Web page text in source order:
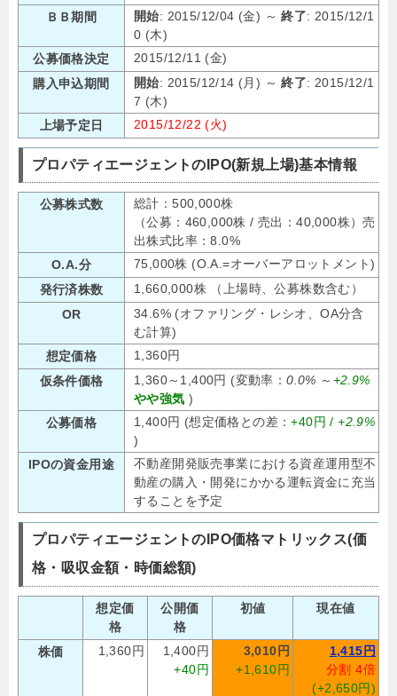
ＢＢ期間
開始: 2015/12/04 (金) ～終了: 2015/12/1
0 (木)
公募価格決定
2015/12/11 (金)
購入申込期間
開始: 2015/12/14 (月) ～終了: 2015/12/1
7 (木)
上場予定日
2015/12/22 (火)
プロパティエージェントのIPO(新規上場)基本情報
公募株式数
総計：500,000株
（公募：460,000株 / 売出：40,000株）売
出株式比率：8.0%
O.A.分
75,000株 (O.A.=オーバーアロットメント)
発行済株数
1,660,000株 （上場時、公募株数含む）
OR
34.6% (オファリング・レシオ、OA分含
む計算)
想定価格
1,360円
仮条件価格
1,360～1,400円 (変動率：0.0% ～ +2.9%
やや強気 )
公募価格
1,400円 (想定価格との差：+40円 /+2.9%
)
IPOの資金用途
不動産開発販売事業における資産運用型不
動産の購入・開発にかかる運転資金に充当
することを予定
プロパティエージェントのIPO価格マトリックス(価
格・吸収金額・時価総額)
想定価
格
公開価
格
初値 現在値
株価 1,360円
1,400円
+40円
3,010円
+1,610円
1,415円
分割 4倍
(+2,650円)